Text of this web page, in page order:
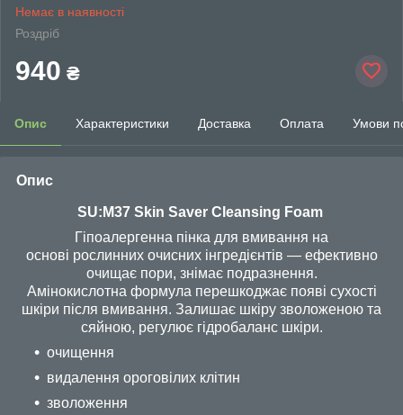
Немає в наявності
Роздріб
940 ₴
Опис Характеристики Доставка Оплата Умови
Опис
SU:M37 Skin Saver Cleansing Foam
Гіпоалергенна пінка для вмивання на
основі рослинних очисних інгредієнтів — ефективно
очищає пори, знімає подразнення.
Амінокислотна формула перешкоджає появі сухості
шкіри після вмивання. Залишає шкіру зволоженою та
сяйною, регулює гідробаланс шкіри.
очищення
видалення ороговілих клітин
зволоження